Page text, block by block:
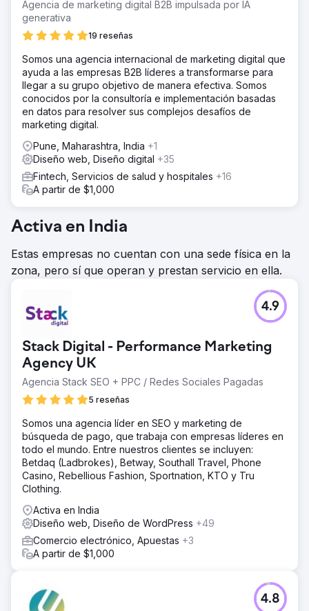
Agencia de marketing digital B2B impulsada por IA
generativa
19 reseñas
Somos una agencia internacional de marketing digital que
ayuda a las empresas B2B líderes a transformarse para
llegar a su grupo objetivo de manera efectiva. Somos
conocidos por la consultoría e implementación basadas
en datos para resolver sus complejos desafíos de
marketing digital.
Pune, Maharashtra, India +1
Diseño web, Diseño digital +35
Fintech, Servicios de salud y hospitales +16
A partir de $1,000
Activa en India
Estas empresas no cuentan con una sede física en la
zona, pero sí que operan y prestan servicio en ella.
Stack Digital - Performance Marketing
Agency UK
Agencia Stack SEO + PPC / Redes Sociales Pagadas
5 reseñas
4.9
Somos una agencia líder en SEO y marketing de
búsqueda de pago, que trabaja con empresas líderes en
todo el mundo. Entre nuestros clientes se incluyen:
Betdaq (Ladbrokes), Betway, Southall Travel, Phone
Casino, Rebellious Fashion, Sportnation, KTO y Tru
Clothing.
Activa en India
Diseño web, Diseño de WordPress +49
Comercio electrónico, Apuestas +3
A partir de $1,000
4.8